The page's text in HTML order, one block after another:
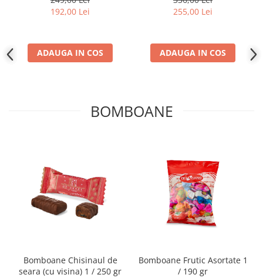
192,00 Lei
ADAUGA IN COS
255,00 Lei
ADAUGA IN COS
BOMBOANE
Bomboane Chisinaul de
seara (cu visina) 1 / 250 gr
Bomboane Frutic Asortate 1
/ 190 gr